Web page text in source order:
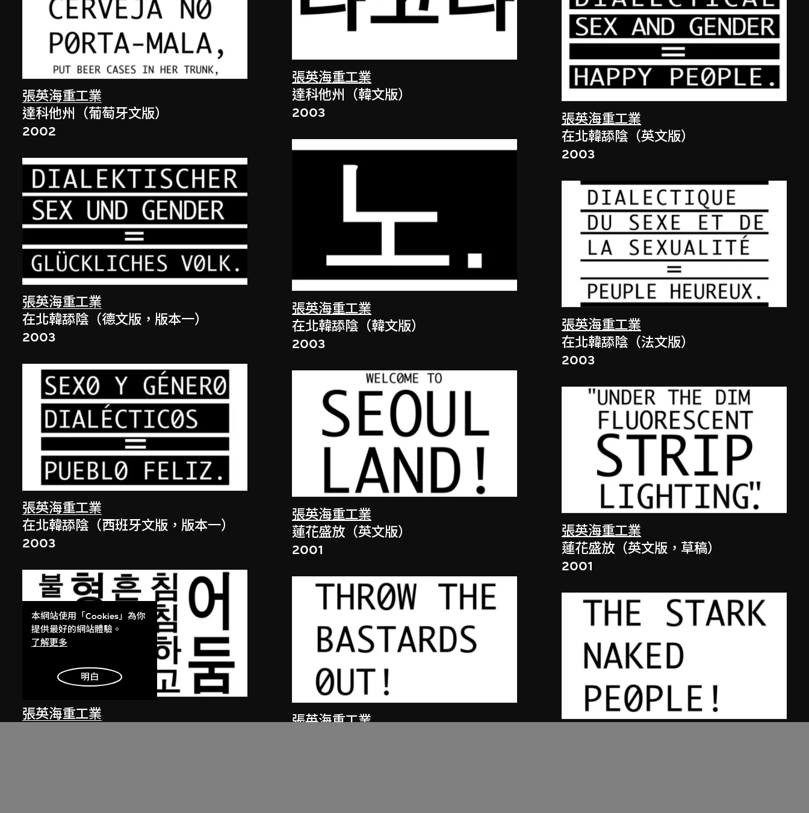
張英海重工業
達科他州（葡萄牙文版）
2002
張英海重工業
在北韓舔陰（德文版，版本一）
2003
張英海重工業
在北韓舔陰（西班牙文版，版本一）
2003
張英海重工業
張英海重工業
達科他州（韓文版）
2003
張英海重工業
在北韓舔陰（韓文版）
2003
張英海重工業
蓮花盛放（英文版）
2001
張英海重工業
張英海重工業
在北韓舔陰（英文版）
2003
張英海重工業
在北韓舔陰（法文版）
2003
張英海重工業
蓮花盛放（英文版，草稿）
2001
本網站使用「Cookies」為你
提供最好的網站體驗。
了解更多
明白